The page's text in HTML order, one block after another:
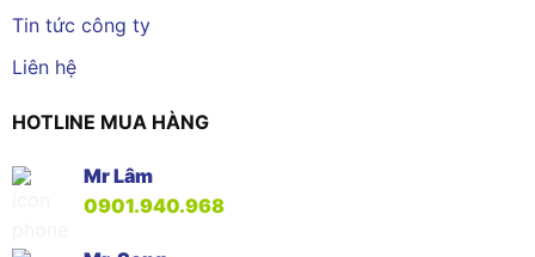
Tin tức công ty
Liên hệ
HOTLINE MUA HÀNG
Mr Lâm
0901.940.968